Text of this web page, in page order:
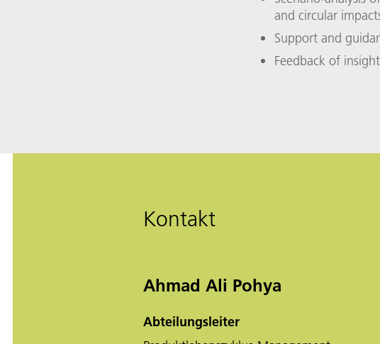
and circular
Support and
Feedback of
Kontakt
Ahmad Ali Pohya
Abteilungsleiter